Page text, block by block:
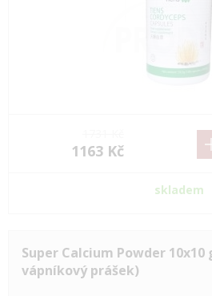
1163 Kč
skladem
Super Calcium Powder 10x10
vápníkový prášek)